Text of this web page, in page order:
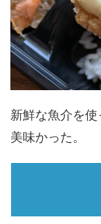
新鮮な魚介を使
美味かった。